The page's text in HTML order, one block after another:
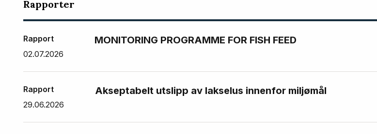
Rapporter
Rapport
02.07.2026
MONITORING PROGRAMME FOR FISH FEED
Rapport
29.06.2026
Akseptabelt utslipp av lakselus innenfor miljømål